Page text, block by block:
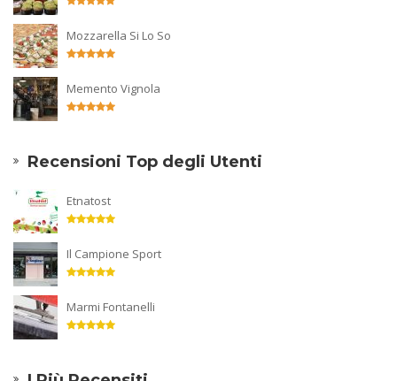
Mozzarella Si Lo So
Memento Vignola
Recensioni Top degli Utenti
Etnatost
Il Campione Sport
Marmi Fontanelli